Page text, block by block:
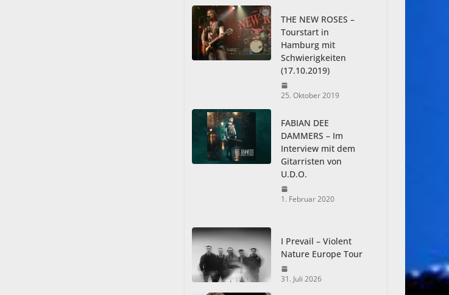
THE NEW ROSES –
Tourstart in
Hamburg mit
Schwierigkeiten
(17.10.2019)
25. Oktober 2019
FABIAN DEE
DAMMERS – Im
Interview mit dem
Gitarristen von
U.D.O.
1. Februar 2020
I Prevail – Violent
Nature Europe Tour
31. Juli 2026